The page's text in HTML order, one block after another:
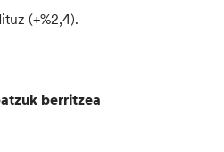
(+%2,4).
berritzea